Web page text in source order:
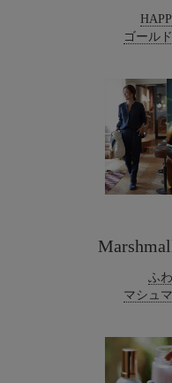
ゴール
ふ
マシュ